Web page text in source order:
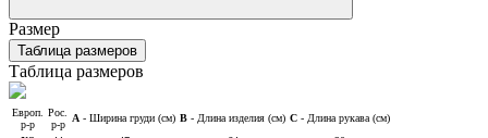
Размер
Таблица размеров
Таблица размеров
Европ.
р-р
Рос.
р-р
A - Ширина груди (см) B - Длина изделия (см) C - Длина рукава (см)